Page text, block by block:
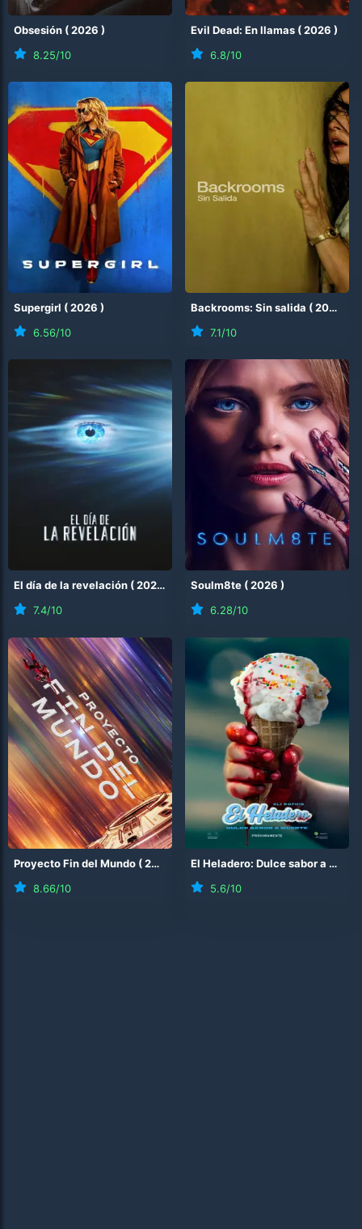
Obsesión (2026 )
8.25/10
Evil Dead: En llamas (2026 )
6.8/10
Supergirl (2026 )
6.56/10
Backrooms: Sin salida (2026
7.1/10
El día de la revelación (2026 )
7.4/10
Soulm8te (2026 )
6.28/10
Proyecto Fin del Mundo (2026
8.66/10
El Heladero: Dulce sabor a muerte
5.6/10